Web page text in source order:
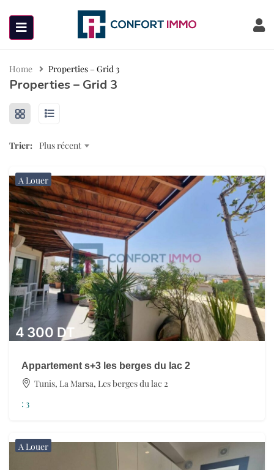
Home Properties – Grid 3
Properties – Grid 3
Trier: Plus récent
A Louer
4 300 DT
Appartement s+3 les berges du lac 2
Tunis, La Marsa, Les berges du lac 2
: 3
A Louer